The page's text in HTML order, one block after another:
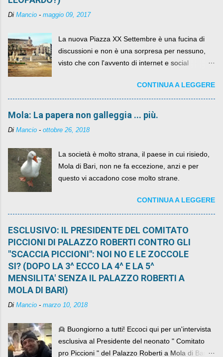
Di Mancio - maggio 09, 2017
La nuova Piazza XX Settembre è una fucina di
discussioni e non è una sorpresa per nessuno,
visto che con l'avvento di internet e social
sua lasciandone anche traccia scritta nel web.
CONTINUA A LEGGERE
Mola: La papera non galleggia ... più.
Di Mancio - ottobre 26, 2018
La società è molto strana, il paese in cui risiedo,
Mola di Bari, non ne fa eccezione, anzi e per
questo vi accadono cose molto strane.
CONTINUA A LEGGERE
ESCLUSIVO: IL PRESIDENTE DEL COMITATO
PICCIONI DI PALAZZO ROBERTI CONTRO GLI
"SCACCIA PICCIONI": NOI NO E LE ZOCCOLE
SI? (DOPO LA 3^ ECCO LA 4^ E LA 5^
MENSILITA' SENZA IL PALAZZO ROBERTI A
MOLA DI BARI)
Di Mancio - marzo 10, 2018
👱 Buongiorno a tutti! Eccoci qui per un'intervista
esclusiva al Presidente del neonato " Comitato
pro Piccioni " del Palazzo Roberti a Mola di Bari ,